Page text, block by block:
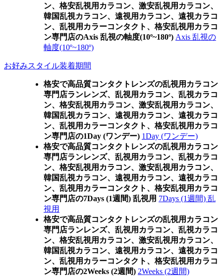
ン、格安乱視用カラコン、激安乱視用カラコン、
韓国乱視カラコン、遠視用カラコン、遠視カラコ
ン、乱視用カラーコンタクト、格安乱視用カラコ
ン専門店のAxis 乱視の軸度(10º~180º) Axis 乱視の
軸度(10º~180º)
お好みスタイル装着期間
格安で高品質コンタクトレンズの乱視用カラコン
専門店ランレンズ、乱視用カラコン、乱視カラコ
ン、格安乱視用カラコン、激安乱視用カラコン、
韓国乱視カラコン、遠視用カラコン、遠視カラコ
ン、乱視用カラーコンタクト、格安乱視用カラコ
ン専門店の1Day (ワンデー) 1Day (ワンデー)
格安で高品質コンタクトレンズの乱視用カラコン
専門店ランレンズ、乱視用カラコン、乱視カラコ
ン、格安乱視用カラコン、激安乱視用カラコン、
韓国乱視カラコン、遠視用カラコン、遠視カラコ
ン、乱視用カラーコンタクト、格安乱視用カラコ
ン専門店の7Days (1週間) 乱視用 7Days (1週間) 乱
視用
格安で高品質コンタクトレンズの乱視用カラコン
専門店ランレンズ、乱視用カラコン、乱視カラコ
ン、格安乱視用カラコン、激安乱視用カラコン、
韓国乱視カラコン、遠視用カラコン、遠視カラコ
ン、乱視用カラーコンタクト、格安乱視用カラコ
ン専門店の2Weeks (2週間) 2Weeks (2週間)